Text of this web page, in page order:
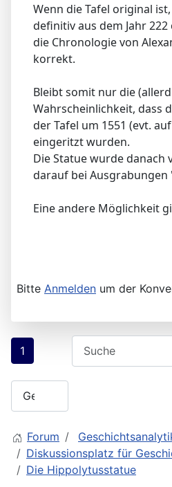
Wenn die Tafel original
definitiv aus dem Jahr
die Chronologie von
korrekt.
Bleibt somit nur die
Wahrscheinlichkeit, dass
der Tafel um 1551 (evt.
eingeritzt wurden.
Die Statue wurde danach
darauf bei Ausgrabungen
Eine andere Möglichkeit
Bitte Anmelden um der
1
Forum
Diskussionsplatz für
Die Hippolytusstatue